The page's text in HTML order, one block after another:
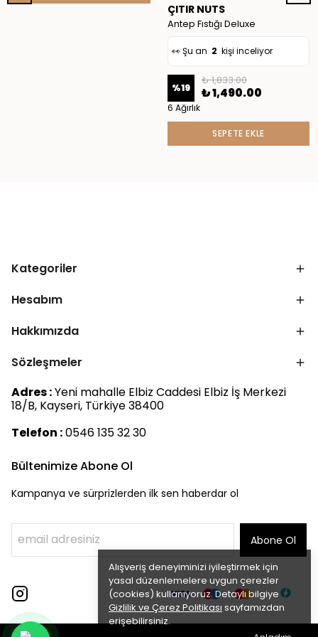
Alışveriş deneyiminizi iyileştirmek için
yasal düzenlemelere uygun çerezler
(cookies) kullanıyoruz. Detaylı bilgiye
Gizlilik ve Çerez Politikası sayfamızdan
erişebilirsiniz.
ÇITIR NUTS
Antep Fıstığı Deluxe
✅ Bugün9adet satıldı
👀 Şu an 2 kişi inceliyor
%19
₺ 1,833.00
₺ 1,490.00
6 Ağırlık
SEPETE EKLE
Kategoriler
Hesabım
Hakkımızda
Sözleşmeler
Adres :Yeni mahalle Elbiz Caddesi Elbiz İş Merkezi
18/B, Kayseri, Türkiye 38400
Telefon :0546 135 32 30
Bültenimize Abone Ol
Kampanya ve sürprizlerden ilk sen haberdar ol
Abone Ol